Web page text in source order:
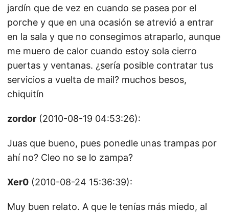
jardín que de vez en cuando se pasea por el
porche y que en una ocasión se atrevió a entrar
en la sala y que no consegimos atraparlo, aunque
me muero de calor cuando estoy sola cierro
puertas y ventanas. ¿sería posible contratar tus
servicios a vuelta de mail? muchos besos,
chiquitín
zordor (2010-08-19 04:53:26):
Juas que bueno, pues ponedle unas trampas por
ahí no? Cleo no se lo zampa?
Xer0 (2010-08-24 15:36:39):
Muy buen relato. A que le tenías más miedo, al